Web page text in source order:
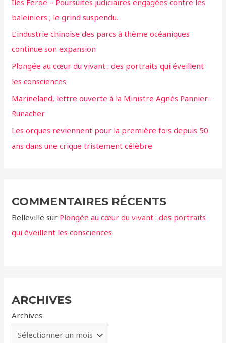
c
h
e
r
:
baleiniers ; le grind suspendu.
L’industrie chinoise des parcs à thème océaniques
continue son expansion
Plongée au cœur du vivant : des portraits qui éveillent
les consciences
Marineland, lettre ouverte à la Ministre Agnès Pannier-
Runacher
Les orques reviennent pour la première fois depuis 50
ans dans une crique tristement célèbre
COMMENTAIRES RÉCENTS
Belleville sur Plongée au cœur du vivant : des portraits
qui éveillent les consciences
ARCHIVES
Archives